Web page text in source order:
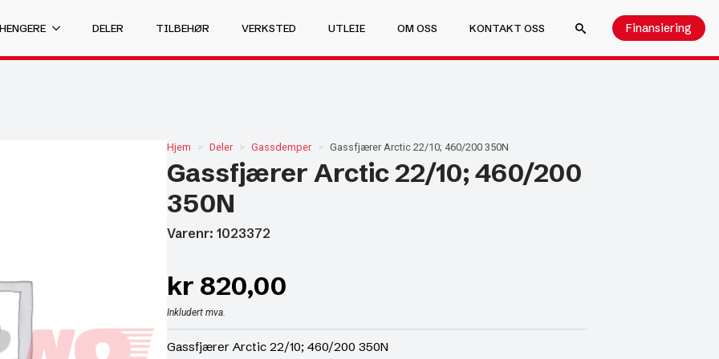
DELER TILBEHØR VERKSTED UTLEIE OM OSS
KONTAKT OSS
Finansiering
Hjem Deler Gassdemper Gassfjærer Arctic 22/10; 460/200 350N
Gassfjærer Arctic 22/10; 460/200
350N
Varenr: 1023372
kr 820,00
Inkludert mva.
Gassfjærer Arctic 22/10; 460/200 350N